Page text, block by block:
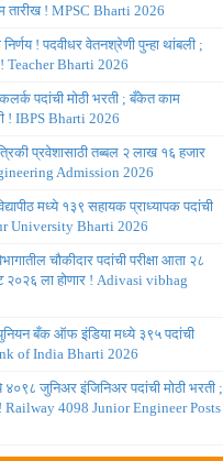
तारीख ! MPSC Bharti 2026
निर्णय ! पदवीधर वेतनश्रेणी पुन्हा थांबली ;
Teacher Bharti 2026
पदांची मोठी भरती ; बँकेत काम
! IBPS Bharti 2026
प्रवेशासाठी तब्बल २ लाख १६ हजार
Admission 2026
मध्ये १३९ सहायक प्राध्यापक पदांची
University Bharti 2026
चौकीदार पदांची परीक्षा आता २८
ला होणार ! Adivasi vibhag
बँक ऑफ इंडिया मध्ये ३९५ पदांची
of India Bharti 2026
जुनिअर इंजिनिअर पदांची मोठी भरती ;
Railway 4098 Junior Engineer Posts